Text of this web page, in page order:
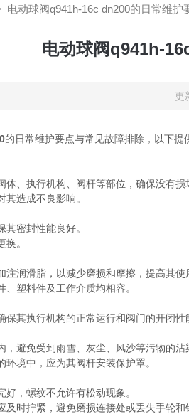
电动球阀q941h-16c dn200的日常维护
电动球阀q941h-
更
的日常维护要点与常见故障排除，以下提
执行机构、阀杆等部位，确保没有损
造成不良影响。
密封性能良好。
。
润滑脂，以减少磨损和摩擦，提高其使
塑料件及工作介质均相容。
其执行机构的正常运行和阀门的开闭性
避免受到雨雪、灰尘、风沙等污物的沾
境中，应为其阀杆安装保护罩。
，螺纹不允许有松动现象。
时拧紧，避免磨损连接处或丢失手轮和